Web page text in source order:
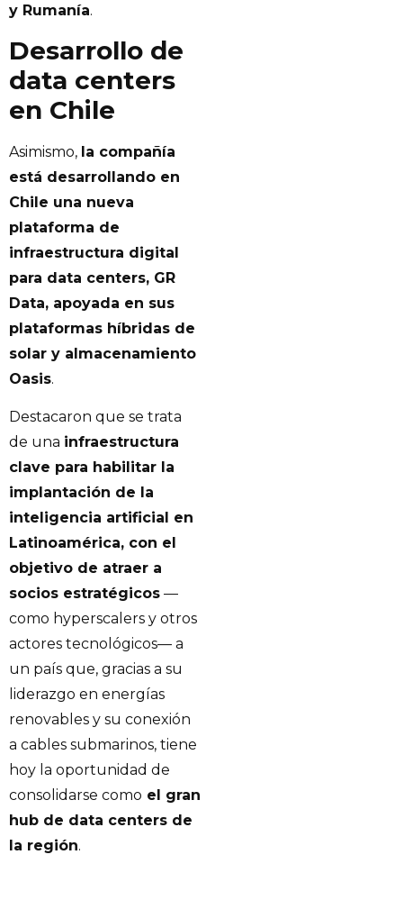
y Rumanía.
Desarrollo de
data centers
en Chile
Asimismo, la compañía
está desarrollando en
Chile una nueva
plataforma de
infraestructura digital
para data centers, GR
Data, apoyada en sus
plataformas híbridas de
solar y almacenamiento
Oasis.
Destacaron que se trata
de una infraestructura
clave para habilitar la
implantación de la
inteligencia artificial en
Latinoamérica, con el
objetivo de atraer a
socios estratégicos —
como hyperscalers y otros
actores tecnológicos— a
un país que, gracias a su
liderazgo en energías
renovables y su conexión
a cables submarinos, tiene
hoy la oportunidad de
consolidarse como el gran
hub de data centers de
la región.